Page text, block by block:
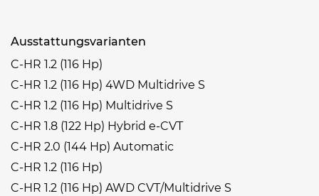
Ausstattungsvarianten
C-HR 1.2 (116 Hp)
C-HR 1.2 (116 Hp) 4WD Multidrive S
C-HR 1.2 (116 Hp) Multidrive S
C-HR 1.8 (122 Hp) Hybrid e-CVT
C-HR 2.0 (144 Hp) Automatic
C-HR 1.2 (116 Hp)
C-HR 1.2 (116 Hp) AWD CVT/Multidrive S